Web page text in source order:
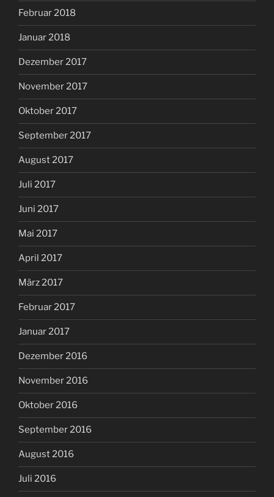
Februar 2018
Januar 2018
Dezember 2017
November 2017
Oktober 2017
September 2017
August 2017
Juli 2017
Juni 2017
Mai 2017
April 2017
März 2017
Februar 2017
Januar 2017
Dezember 2016
November 2016
Oktober 2016
September 2016
August 2016
Juli 2016